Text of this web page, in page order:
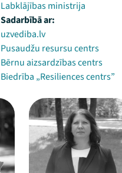
Labklājības ministrija
Sadarbībā ar:
uzvediba.lv
Pusaudžu resursu centrs
Bērnu aizsardzības centrs
Biedrība „Resiliences centrs”